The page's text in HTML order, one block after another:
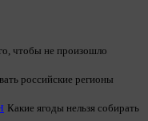
чтобы не произошло
российские регионы
Какие ягоды нельзя собирать